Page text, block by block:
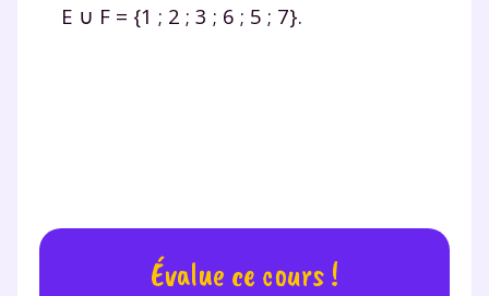
E ∪ F = {1 ; 2 ; 3 ; 6 ; 5 ; 7}.
Évalue ce cours !